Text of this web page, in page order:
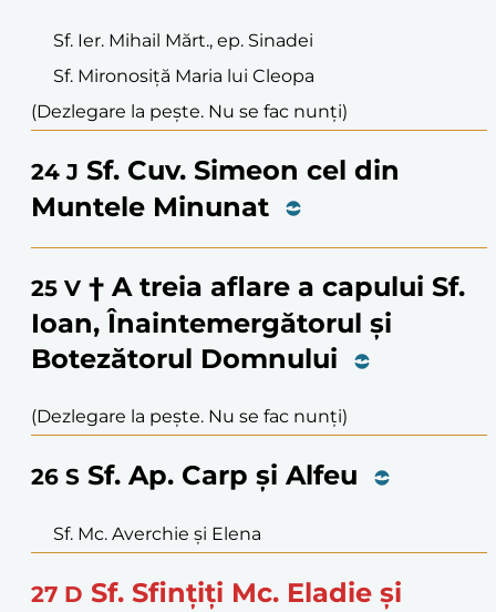
Sf. Ier. Mihail Mărt., ep. Sinadei
Sf. Mironosiță Maria lui Cleopa
(Dezlegare la pește. Nu se fac nunți)
24 J Sf. Cuv. Simeon cel din
Muntele Minunat
25 V † A treia aflare a capului Sf.
Ioan, Înaintemergătorul și
Botezătorul Domnului
(Dezlegare la pește. Nu se fac nunți)
26 S Sf. Ap. Carp și Alfeu
Sf. Mc. Averchie și Elena
27 D Sf. Sfințiți Mc. Eladie și